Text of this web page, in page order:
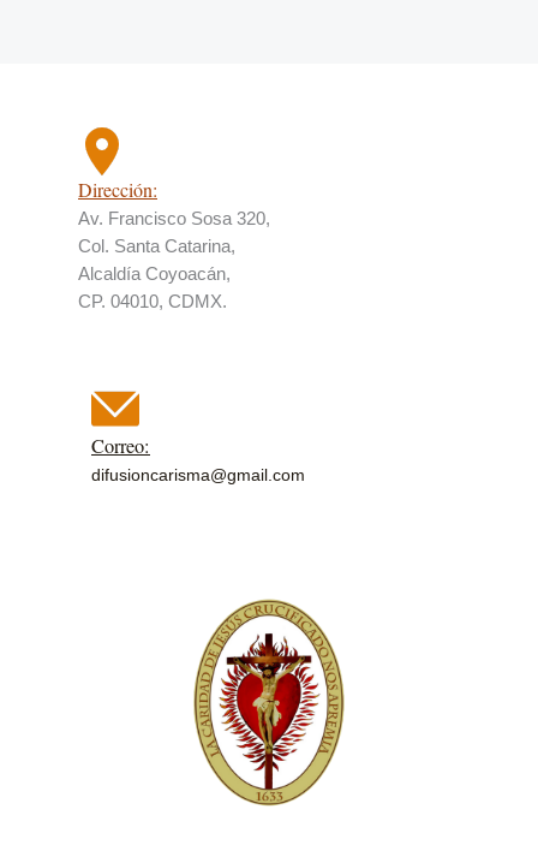
Dirección:
Av. Francisco Sosa 320,
Col. Santa Catarina,
Alcaldía Coyoacán,
CP. 04010, CDMX.
Correo:
difusioncarisma@gmail.com